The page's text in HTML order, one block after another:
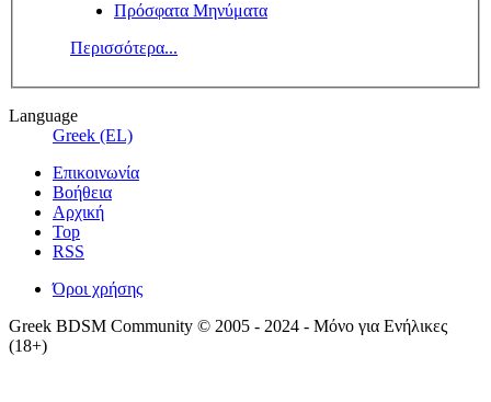
Πρόσφατα Μηνύματα
Περισσότερα...
Language
Greek (EL)
Επικοινωνία
Βοήθεια
Αρχική
Top
RSS
Όροι χρήσης
Greek BDSM Community © 2005 - 2024 - Μόνο για Ενήλικες
(18+)